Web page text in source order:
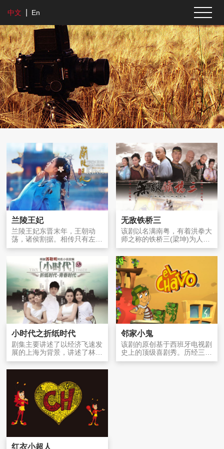
中文 En
兰陵王妃
兰陵王妃东晋末年，王朝动
荡，诸侯割据。相传只有左持
青鸾镜，右握离殇剑者，方可
无敌铁桥三
该剧以名满南粤，有着洪拳大
师之称的铁桥三(梁坤)为人物
背景，着重展现了一代宗师传
奇...
小时代之折纸时代
剧集主要讲述了以经济飞速发
展的上海为背景，讲述了林
萧、南湘、顾里、唐宛如四个
从小...
邻家小鬼
该剧的原创基于西班牙电视剧
史上的顶级喜剧秀。历经三
代，Chavo的原创……...
红衣小超人